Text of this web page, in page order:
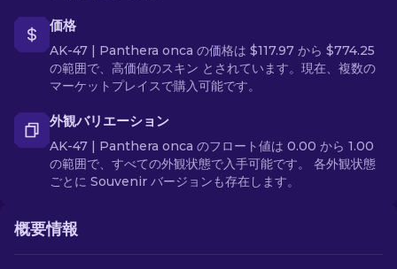
価格
AK-47 | Panthera onca の価格は $117.97 から $774.25
の範囲で、高価値のスキン とされています。現在、複数の
マーケットプレイスで購入可能です。
外観バリエーション
AK-47 | Panthera onca のフロート値は 0.00 から 1.00
の範囲で、すべての外観状態で入手可能です。 各外観状態
ごとに Souvenir バージョンも存在します。
概要情報